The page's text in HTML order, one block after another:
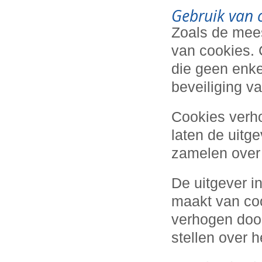
Gebruik van
Zoals de
van cookies.
die geen
beveiliging
Cookies
laten de
zamelen
De uitgever
maakt van
verhogen
stellen over